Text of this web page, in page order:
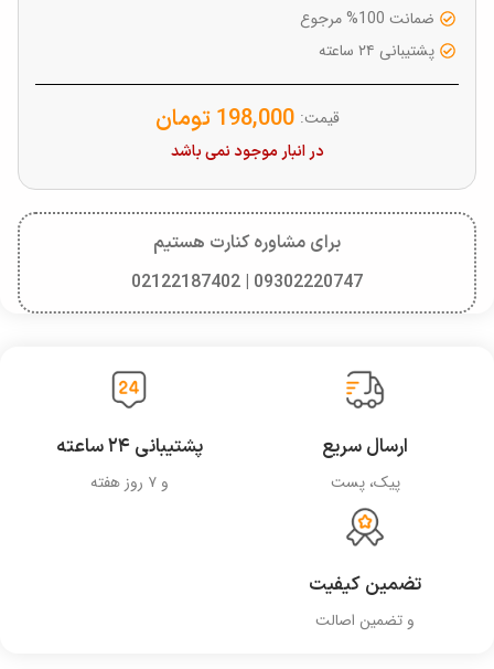
ضمانت 100% مرجوع
پشتیبانی ۲۴ ساعته
قیمت: 198,000 تومان
در انبار موجود نمی باشد
برای مشاوره کنارت هستیم
09302220747 | 02122187402
ارسال سریع
پیک، پست
پشتیبانی ۲۴ ساعته
و ۷ روز هفته
تضمین کیفیت
و تضمین اصالت